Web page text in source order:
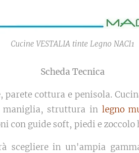
Cucine VESTALIA tinte Legno NACI1
Scheda Tecnica
parete cottura e penisola.
maniglia, struttura in legno
con guide soft, piedi e zoccolo
scegliere in un'ampia